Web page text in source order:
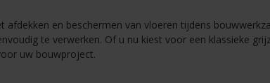
en beschermen van vloeren tijdens
te verwerken. Of u nu kiest voor een klassieke
uw bouwproject.